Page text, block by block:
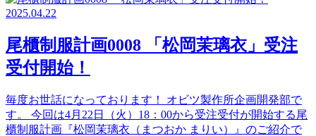
2025.04.22
尾櫃制服計画0008 「松岡茉璃衣」受注
受付開始！
毎度お世話になっております！ オビツ製作所企画開発部で
す。 今回は4月22日（火）18：00から受注受付が開始する尾
櫃制服計画『松岡茉璃衣（まつおか まりい）』のご紹介で